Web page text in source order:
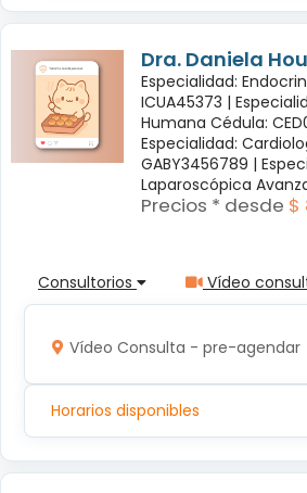
Dra. Daniela
Especialidad:
ICUA45373 |
Humana Cédula:
Especialidad:
GABY3456789 |
Laparoscópica
Precios * desde $
Consultorios Vídeo
Vídeo Consulta - pre-agendar
Horarios disponibles